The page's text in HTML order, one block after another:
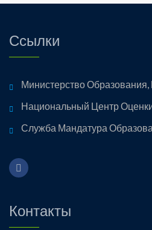
Ссылки
Министерство
Национальный Центр
Служба Мандатура
Контакты